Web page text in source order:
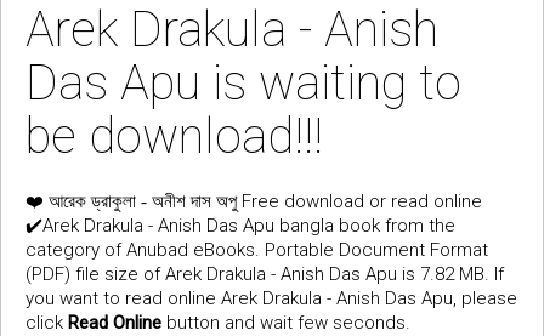
Arek Drakula - Anish
Das Apu is waiting to
be download!!!
❤️ আরেক ড্রাকুলা - অনীশ দাস অপুFree download or read online
✔️Arek Drakula - Anish Das Apu bangla book from the
category of Anubad eBooks. Portable Document Format
(PDF) file size of Arek Drakula - Anish Das Apu is 7.82 MB. If
you want to read online Arek Drakula - Anish Das Apu, please
click Read Online button and wait few seconds.